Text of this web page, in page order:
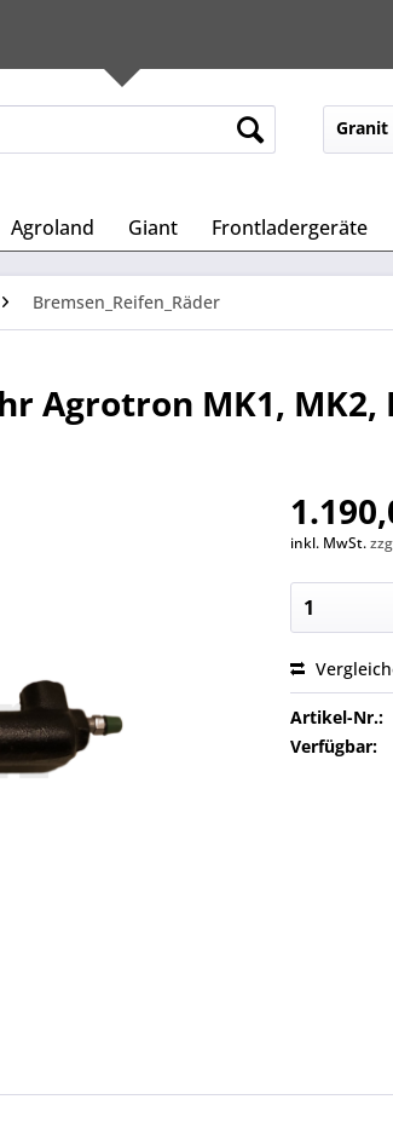
Granit
Agroland Giant Frontladergeräte
Bremsen_Reifen_Räder
Agrotron MK1, MK2,
inkl. MwSt.
Artikel-Nr.:
Verfügbar: